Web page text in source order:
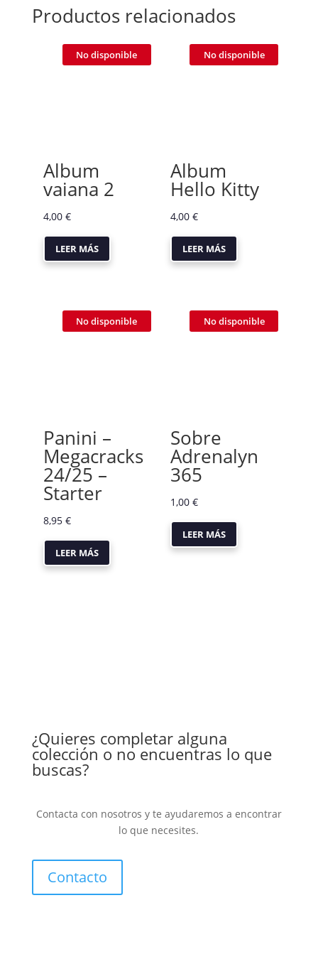
Productos relacionados
Album
vaiana 2
4,00 €
LEER MÁS
No disponible
Album
Hello Kitty
4,00 €
LEER MÁS
No disponible
Panini –
Megacracks
24/25 –
Starter
8,95 €
LEER MÁS
No disponible
Sobre
Adrenalyn
365
1,00 €
LEER MÁS
No disponible
¿Quieres completar alguna
colección o no encuentras lo que
buscas?
Contacta con nosotros y te ayudaremos a encontrar
lo que necesites.
Contacto